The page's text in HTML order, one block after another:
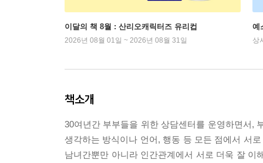
이달의 책 8월 : 산리오캐릭터즈 유리컵
2026년 08월 01일 ~ 2026년 08월 31일
예
상
책소개
30여년간 부부들을 위한 상담센터를 운영하면서,
생각하는 방식이나 언어, 행동 등 모든 점에서 서
남녀간뿐만 아니라 인간관계에서 서로 더욱 잘